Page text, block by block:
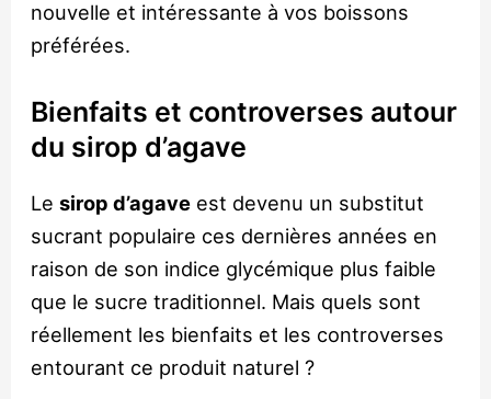
nouvelle et intéressante à vos boissons
préférées.
Bienfaits et controverses autour
du sirop d’agave
Lesirop d’agave est devenu un substitut
sucrant populaire ces dernières années en
raison de son indice glycémique plus faible
que le sucre traditionnel. Mais quels sont
réellement les bienfaits et les controverses
entourant ce produit naturel ?